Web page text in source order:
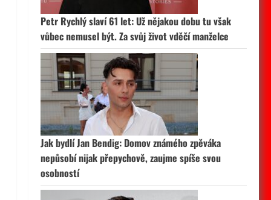
Petr Rychlý slaví 61 let: Už nějakou dobu tu však
vůbec nemusel být. Za svůj život vděčí manželce
Jak bydlí Jan Bendig: Domov známého zpěváka
nepůsobí nijak přepychově, zaujme spíše svou
osobností